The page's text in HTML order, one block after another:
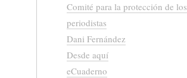
Comité para la protección de los
periodistas
Dani Fernández
Desde aquí
eCuaderno